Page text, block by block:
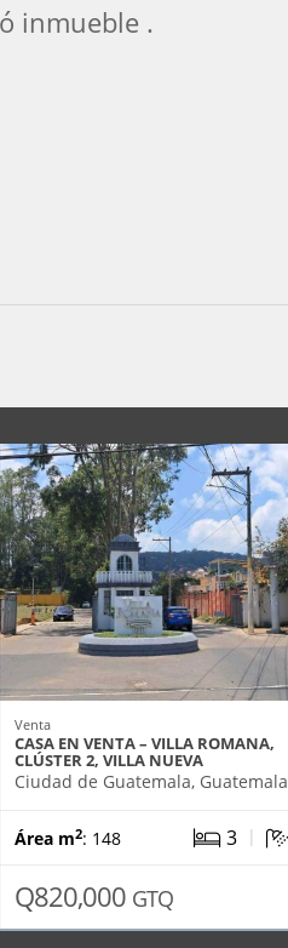
inmueble .
Venta
CASA EN VENTA – VILLA ROMANA,
CLÚSTER 2, VILLA NUEVA
Ciudad de Guatemala, Guatemala
Área m2: 148 3 |
Q820,000 GTQ